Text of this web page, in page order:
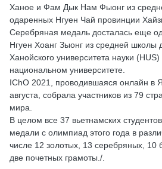
Ханое и Фам Дык Нам Фыонг из
одаренных Нгуен Чай провинции
Серебряная медаль досталась еще
Нгуен Хоанг Зыонг из средней школы
Ханойского университета науки
национальном университете.
IChO 2021, проводившаяся онлайн в
августа, собрала участников из 79
мира.
В целом все 37 вьетнамских
медали с олимпиад этого года в
числе 12 золотых, 13 серебряных, 10
две почетных грамоты./.